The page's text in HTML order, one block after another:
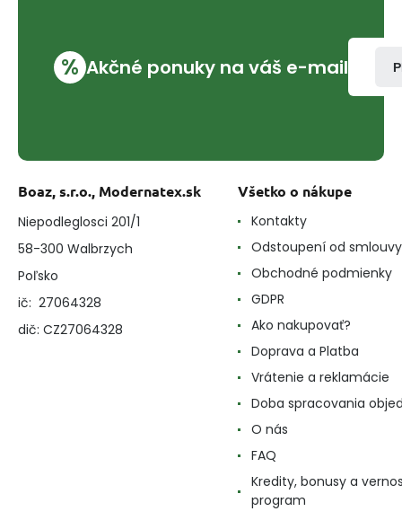
% Akčné ponuky na váš e-mail
Boaz, s.r.o., Modernatex.sk
Niepodleglosci 201/1
58-300 Walbrzych
Poľsko
ič: 27064328
dič: CZ27064328
Všetko o nákupe
Kontakty
Odstoupení od smlouvy
Obchodné podmienky
GDPR
Ako nakupovať?
Doprava a Platba
Vrátenie a reklamácie
Doba spracovania
O nás
FAQ
Kredity, bonusy a
program